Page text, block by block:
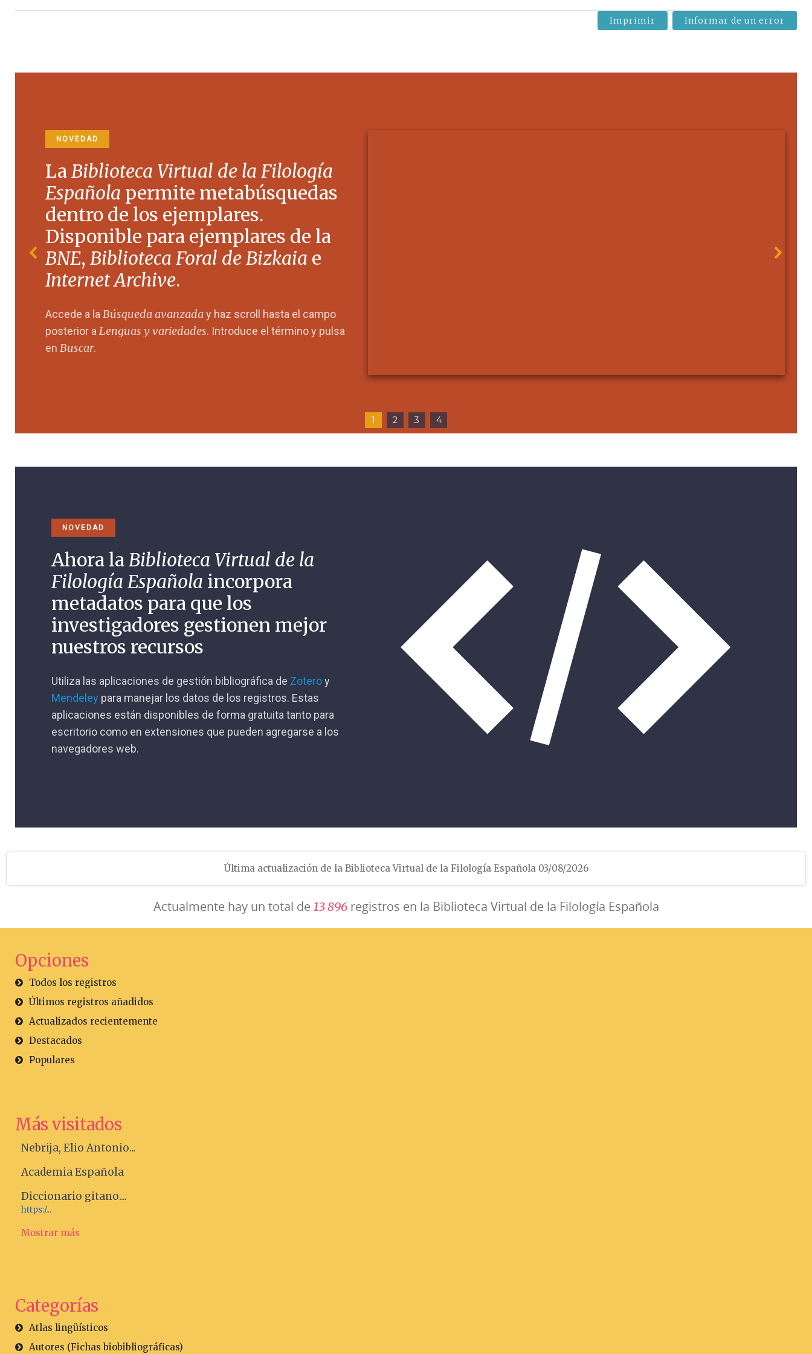
Imprimir Informar de un error
NOVEDAD
LaBiblioteca Virtual de la Filología
Española permite metabúsquedas
dentro de los ejemplares.
Disponible para ejemplares de la
BNE, Biblioteca Foral de Bizkaia e
Internet Archive.
Accede a laBúsqueda avanzaday haz scroll hasta el campo
posterior aLenguas y variedades. Introduce el término y pulsa
en Buscar.
1 2 3 4
NOVEDAD
Ahora laBiblioteca Virtual de la
Filología Española incorpora
metadatos para que los
investigadores gestionen mejor
nuestros recursos
Utiliza las aplicaciones de gestión bibliográfica de Zoteroy
Mendeley para manejar los datos de los registros. Estas
aplicaciones están disponibles de forma gratuita tanto para
escritorio como en extensiones que pueden agregarse a los
navegadores web.
Última actualización de la Biblioteca Virtual de la Filología Española 03/08/2026
Actualmente hay un total de 13896registros en la Biblioteca Virtual de la Filología Española
Opciones
Todos los registros
Últimos registros añadidos
Actualizados recientemente
Destacados
Populares
Más visitados
Nebrija, Elio Antonio...
Academia Española
Diccionario gitano....
https:/...
Mostrar más
Categorías
Atlas lingüísticos
Autores (Fichas biobibliográficas)